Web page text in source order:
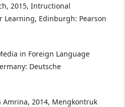
2015, Intructional
Learning, Edinburgh: Pearson
in Foreign Language
Deutsche
2014, Mengkontruk